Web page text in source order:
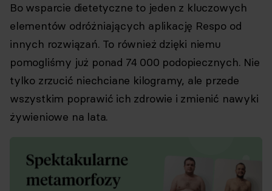
Bo wsparcie dietetyczne to jeden z kluczowych
elementów odróżniających aplikację Respo od
innych rozwiązań. To również dzięki niemu
pomogliśmy już ponad 74 000 podopiecznych. Nie
tylko zrzucić niechciane kilogramy, ale przede
wszystkim poprawić ich zdrowie i zmienić nawyki
żywieniowe na lata.